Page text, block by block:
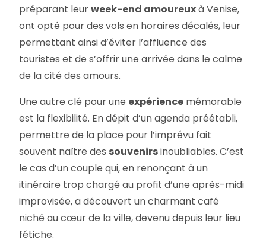
préparant leurweek-end amoureuxà Venise,
ont opté pour des vols en horaires décalés, leur
permettant ainsi d’éviter l’affluence des
touristes et de s’offrir une arrivée dans le calme
de la cité des amours.
Une autre clé pour une expérience mémorable
est la flexibilité. En dépit d’un agenda préétabli,
permettre de la place pour l’imprévu fait
souvent naître des souvenirsinoubliables. C’est
le cas d’un couple qui, en renonçant à un
itinéraire trop chargé au profit d’une après-midi
improvisée, a découvert un charmant café
niché au cœur de la ville, devenu depuis leur lieu
fétiche.